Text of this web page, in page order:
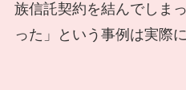
族信託契約を結んでしま
った」という事例は実際